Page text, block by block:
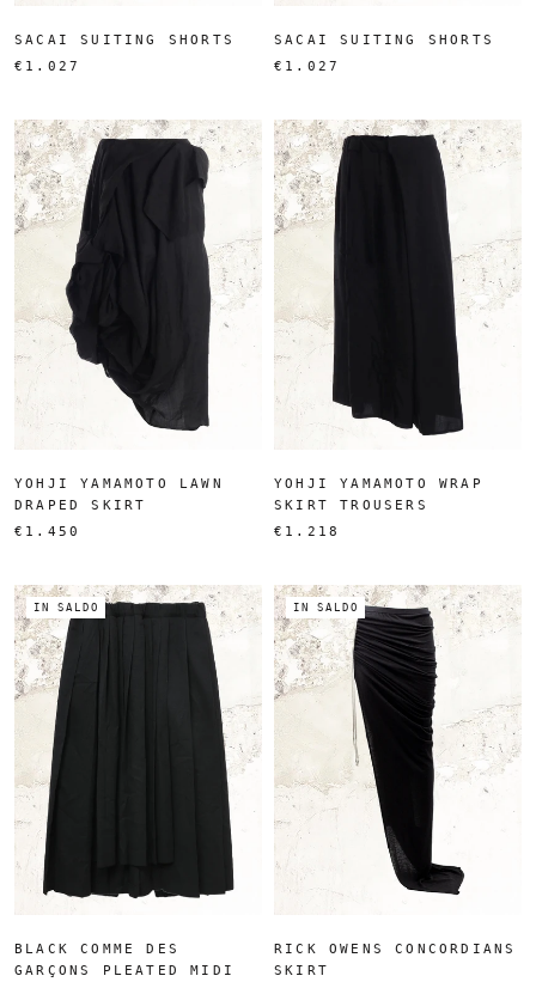
SACAI SUITING SHORTS
€1.027
SACAI SUITING SHORTS
€1.027
YOHJI YAMAMOTO LAWN
DRAPED SKIRT
€1.450
YOHJI YAMAMOTO WRAP
SKIRT TROUSERS
€1.218
IN SALDO
BLACK COMME DES
GARÇONS PLEATED MIDI
IN SALDO
RICK OWENS CONCORDIANS
SKIRT